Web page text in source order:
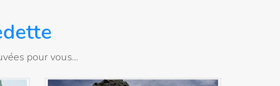
pour vous....